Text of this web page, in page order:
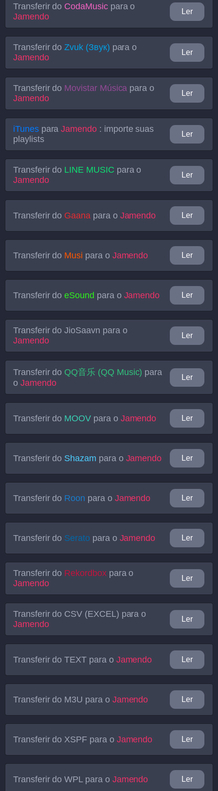
Transferir do CodaMusicpara o
Jamendo
Ler
Transferir doZvuk (Звук) para o
Jamendo
Ler
Transferir do Movistar Música para o
Jamendo
Ler
iTunesparaJamendo : importe suas
playlists
Ler
Transferir do LINE MUSIC para o
Jamendo
Ler
Transferir do Gaana para o Jamendo Ler
Transferir do Musi para o Jamendo Ler
Transferir doeSound para o Jamendo Ler
Transferir doJioSaavn para o
Jamendo
Ler
Transferir do QQ音乐 (QQ Music) para
o Jamendo
Ler
Transferir do MOOV para o Jamendo Ler
Transferir do Shazam para o Jamendo Ler
Transferir do Roon para o Jamendo Ler
Transferir do Serato para o Jamendo Ler
Transferir do Rekordboxpara o
Jamendo
Ler
Transferir do CSV (EXCEL) para o
Jamendo
Ler
Transferir doTEXT para o Jamendo Ler
Transferir do M3U para o Jamendo Ler
Transferir do XSPF para o Jamendo Ler
Transferir doWPL para o Jamendo Ler